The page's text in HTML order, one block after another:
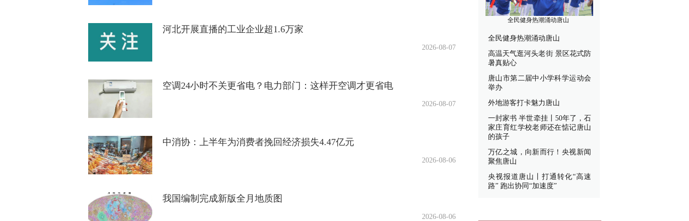
河北开展直播的工业企业超1.6万家
2026-08-07
空调24小时不关更省电？电力部门：这样开空调才更省电
2026-08-07
中消协：上半年为消费者挽回经济损失4.47亿元
2026-08-06
我国编制完成新版全月地质图
2026-08-06
全民健身热潮涌动唐山
全民健身热潮涌动唐山
高温天气逛河头老街 景区花式防
暑真贴心
唐山市第二届中小学科学运动会
举办
外地游客打卡魅力唐山
一封家书 半世牵挂丨50年了，石
家庄育红学校老师还在惦记唐山
的孩子
万亿之城，向新而行！央视新闻
聚焦唐山
央视报道唐山丨打通转化“高速
路” 跑出协同“加速度”